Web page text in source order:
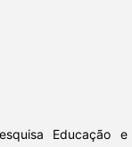
Educação e